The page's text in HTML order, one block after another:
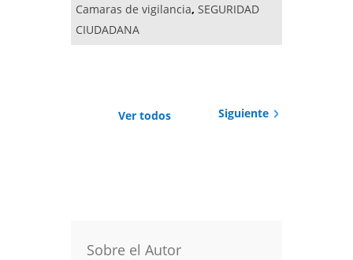
Camaras de vigilancia, SEGURIDAD
CIUDADANA
Ver todos Siguiente
Sobre el Autor